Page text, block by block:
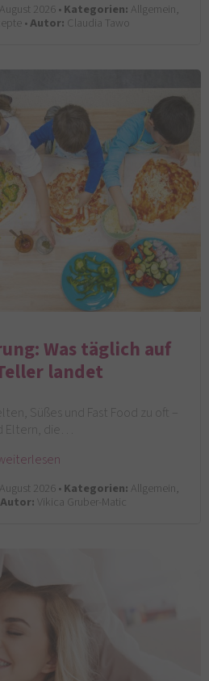
2026 •Kategorien: Allgemein,
•Autor: Claudia Tawo
Was täglich auf
landet
Süßes und Fast Food zu oft –
Eltern, die…
2026 •Kategorien: Allgemein,
Autor:Vikica Gruber-Matic